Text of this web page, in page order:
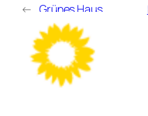
← Grünes Haus